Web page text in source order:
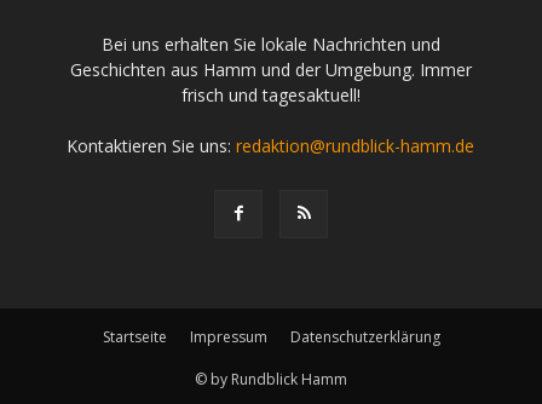
Bei uns erhalten Sie lokale Nachrichten und
Geschichten aus Hamm und der Umgebung. Immer
frisch und tagesaktuell!
Kontaktieren Sie uns:redaktion@rundblick-hamm.de
Startseite Impressum Datenschutzerklärung
© by Rundblick Hamm